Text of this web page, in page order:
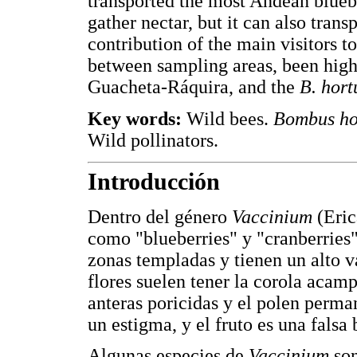
gather nectar, but it can also
contribution of the main visitors
between sampling areas, been
Guacheta-Ráquira, and the B.
Key words: Wild bees. Bombus
Wild pollinators.
Introducción
Dentro del género Vaccinium
como "blueberries" y
zonas templadas y tienen un alto
flores suelen tener la corola
anteras poricidas y el polen
un estigma, y el fruto es una